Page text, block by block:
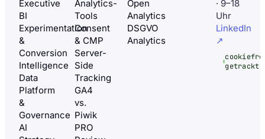
Executive
BI
Experimentation
&
Conversion
Intelligence
Data
Platform
&
Governance
AI
Analytics-
Tools
Consent
& CMP
Server-
Side
Tracking
GA4
vs.
Piwik
PRO
Open
Analytics
DSGVO
Analytics
· 9–18
Uhr
LinkedIn
↗
getrackt